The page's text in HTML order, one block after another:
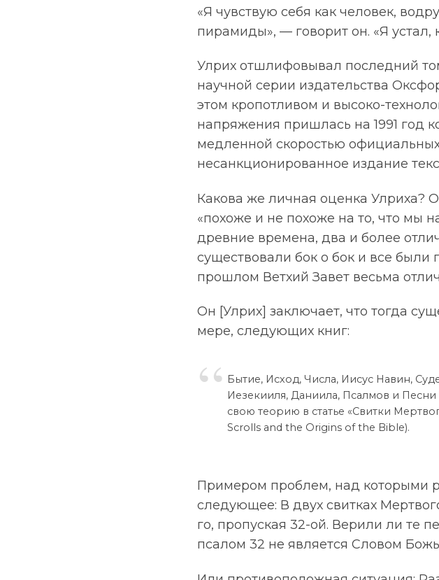
«Я чувствую себя как человек,
пирамиды», — говорит он. «Я устал,
Улрих отшлифовывал последний
научной серии издательства
этом кропотливом и высоко-
напряжения пришлась на 1991 год
медленной скоростью
несанкционированное издание
Какова же личная оценка Улриха?
«похоже и не похоже на то, что мы
древние времена, два и более
существовали бок о бок и все
прошлом Ветхий Завет весьма
Он [Улрих] заключает, что тогда
мере, следующих книг:
Бытие, Исход, Числа, Иисус Навин,
Иезекииля, Даниила, Псалмов и
свою теорию в статье «Свитки
Scrolls and the Origins of the Bible).
Примером проблем, над которыми
следующее: В двух свитках
го, пропуская 32-ой. Верили ли те
псалом 32 не является Словом